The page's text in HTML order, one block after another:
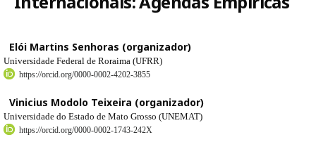
Elói Martins Senhoras (organizador)
Universidade Federal de Roraima (UFRR)
https://orcid.org/0000-0002-4202-3855
Vinicius Modolo Teixeira (organizador)
Universidade do Estado de Mato Grosso (UNEMAT)
https://orcid.org/0000-0002-1743-242X